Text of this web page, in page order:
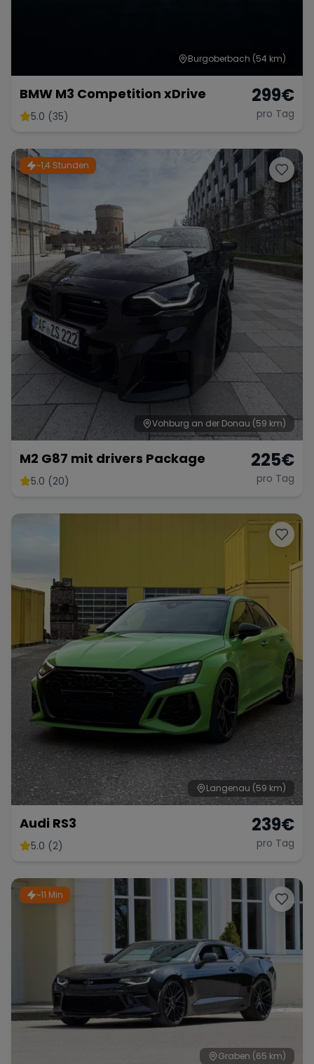
Burgoberbach (54 km)
BMW M3 Competition xDrive
5.0 (35)
299€
pro Tag
~1,4 Stunden
Vohburg an der Donau (59 km)
M2 G87 mit drivers Package
5.0 (20)
225€
pro Tag
Langenau (59 km)
Audi RS3
5.0 (2)
239€
pro Tag
~11 Min
Graben (65 km)